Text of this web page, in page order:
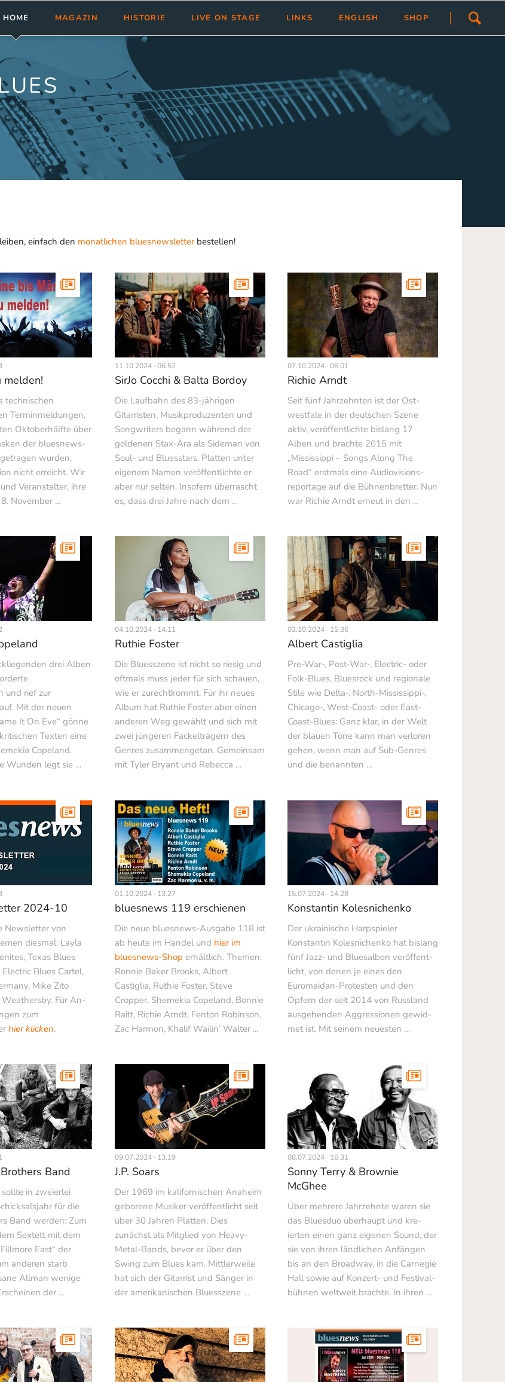
überspringen
HOME
Rezensionen
MAGAZIN
bluesnews ab Nr. 101
bluesnews Nr. 51 - 100
bluesnews Nr. 01 - 50
Leserservice
HISTORIE
bluesnews-Magazin
bluesnews Collection
bluesnewsletter
Blues Guide Germany
LIVE ON STAGE
Termine eintragen
LINKS
Link hinzfügen/ändern
ENGLISH SHOP
einfach den monatlichen bluesnewsletterbestellen!
melden!
technischen
Terminmeldungen,
Oktoberhälfte über
der bluesnews-
wurden,
nicht erreicht. Wir
Veranstalter, ihre
November ...
11.10.2024 · 06.52
SirJo Cocchi & Balta Bordoy
Die Laufbahn des 83-jährigen
Gitarristen, Musikproduzenten und
Songwriters begann während der
goldenen Stax-Ära als Sideman von
Soul- und Bluesstars. Platten unter
eigenem Namen veröffentlichte er
aber nur selten. Insofern überrascht
es, dass drei Jahre nach dem …
07.10.2024 · 06.01
Richie Arndt
Seit fünf Jahrzehnten ist der Ost­
westfale in der deutschen Szene
aktiv, veröffentlichte bislang 17
Alben und brachte 2015 mit
„Mississippi – Songs Along The
Road“ erstmals eine Audiovisions­
reportage auf die Bühnenbretter. Nun
war Richie Arndt erneut in den …
drei Alben
und rief zur
Mit der neuen
It On Eve“ gönne
Texten eine
Copeland.
Wunden legt sie …
04.10.2024 · 14.11
Ruthie Foster
Die Bluesszene ist nicht so riesig und
oftmals muss jeder für sich schauen,
wie er zurechtkommt. Für ihr neues
Album hat Ruthie Foster aber einen
anderen Weg gewählt und sich mit
zwei jüngeren Fackelträgern des
Genres zusammengetan. Gemeinsam
mit Tyler Bryant und Rebecca …
03.10.2024 · 15.36
Albert Castiglia
Pre-War-, Post-War-, Electric- oder
Folk-Blues, Bluesrock und regionale
Stile wie Delta-, North-Mississippi-,
Chicago-, West-Coast- oder East-
Coast-Blues: Ganz klar, in der Welt
der blauen Töne kann man verloren
gehen, wenn man auf Sub-Genres
und die benannten …
2024-10
Newsletter von
diesmal: Layla
Texas Blues
Blues Cartel,
Mike Zito
Für An-
zum
hier klicken.
01.10.2024 · 13.27
bluesnews 119 erschienen
Die neue bluesnews-Ausgabe 118 ist
ab heute im Handel und hier im
bluesnews-Shop erhältlich. Themen:
Ronnie Baker Brooks, Albert
Castiglia, Ruthie Foster, Steve
Cropper, Shemekia Copeland, Bonnie
Raitt, Richie Arndt, Fenton Robinson,
Zac Harmon, Khalif Wailin’ Walter ...
15.07.2024 · 14.28
Konstantin Kolesnichenko
Der ukrainische Harpspieler
Konstantin Kolesnichenko hat bislang
fünf Jazz- und Bluesalben veröffent­
licht, von denen je eines den
Euromaidan-Protesten und den
Opfern der seit 2014 von Russland
ausgehenden Aggressionen gewid­
met ist. Mit seinem neuesten …
Band
in zweierlei
für die
Band werden: Zum
Sextett mit dem
East“ der
anderen starb
Allman wenige
der …
09.07.2024 · 13.19
J.P. Soars
Der 1969 im kalifornischen Anaheim
geborene Musiker veröffentlicht seit
über 30 Jahren Platten. Dies
zunächst als Mitglied von Heavy-
Metal-Bands, bevor er über den
Swing zum Blues kam. Mittlerweile
hat sich der Gitarrist und Sänger in
der amerikanischen Bluesszene …
08.07.2024 · 16.31
Sonny Terry & Brownie
McGhee
Über mehrere Jahrzehnte waren sie
das Bluesduo überhaupt und kre­
ierten einen ganz eigenen Sound, der
sie von ihren ländlichen Anfängen
bis an den Broadway, in die Carnegie
Hall sowie auf Konzert- und Festival­
bühnen weltweit brachte. In ihren …